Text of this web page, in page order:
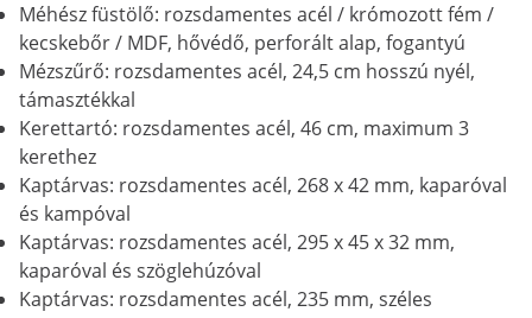
Méhész füstölő: rozsdamentes acél / krómozott fém /
kecskebőr / MDF, hővédő, perforált alap, fogantyú
Mézszűrő: rozsdamentes acél, 24,5 cm hosszú nyél,
támasztékkal
Kerettartó: rozsdamentes acél, 46 cm, maximum 3
kerethez
Kaptárvas: rozsdamentes acél, 268 x 42 mm, kaparóval
és kampóval
Kaptárvas: rozsdamentes acél, 295 x 45 x 32 mm,
kaparóval és szöglehúzóval
Kaptárvas: rozsdamentes acél, 235 mm, széles